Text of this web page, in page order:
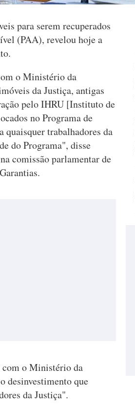
para serem recuperados
(PAA), revelou hoje a
o Ministério da
da Justiça, antigas
pelo IHRU [Instituto de
no Programa de
quaisquer trabalhadores da
do Programa", disse
comissão parlamentar de
o Ministério da
desinvestimento que
da Justiça".